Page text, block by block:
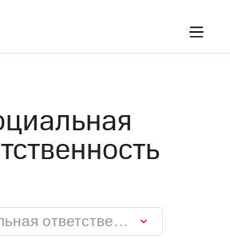
Социальная ответственность